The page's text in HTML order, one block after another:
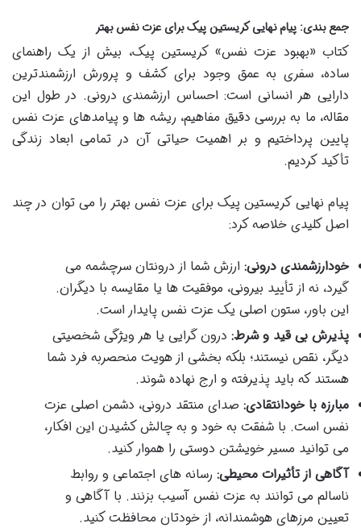
جمع بندی: پیام نهایی کریستین پیک برای عزت نفس بهتر
کتاب «بهبود عزت نفس» کریستین پیک، بیش از یک راهنمای
ساده، سفری به عمق وجود برای کشف و پرورش ارزشمندترین
دارایی هر انسانی است: احساس ارزشمندی درونی. در طول این
مقاله، ما به بررسی دقیق مفاهیم، ریشه ها و پیامدهای عزت نفس
پایین پرداختیم و بر اهمیت حیاتی آن در تمامی ابعاد زندگی
تأکید کردیم.
پیام نهایی کریستین پیک برای عزت نفس بهتر را می توان در چند
اصل کلیدی خلاصه کرد:
خودارزشمندی درونی: ارزش شما از درونتان سرچشمه می
گیرد، نه از تأیید بیرونی، موفقیت ها یا مقایسه با دیگران.
این باور، ستون اصلی یک عزت نفس پایدار است.
پذیرش بی قید و شرط: درون گرایی یا هر ویژگی شخصیتی
دیگر، نقص نیستند؛ بلکه بخشی از هویت منحصربه فرد شما
هستند که باید پذیرفته و ارج نهاده شوند.
مبارزه با خودانتقادی: صدای منتقد درونی، دشمن اصلی عزت
نفس است. با شفقت به خود و به چالش کشیدن این افکار،
می توانید مسیر خویشتن دوستی را هموار کنید.
آگاهی از تأثیرات محیطی: رسانه های اجتماعی و روابط
ناسالم می توانند به عزت نفس آسیب بزنند. با آگاهی و
تعیین مرزهای هوشمندانه، از خودتان محافظت کنید.